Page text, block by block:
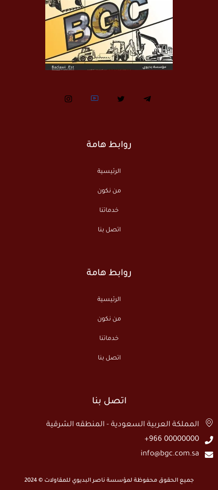
روابط هامة
الرئيسية
من نكون
خدماتنا
اتصل بنا
روابط هامة
الرئيسية
من نكون
خدماتنا
اتصل بنا
اتصل بنا
المملكة العربية السعودية - المنطقه الشرقية
00000000 966+
info@bgc.com.sa
جميع الحقوق محفوظة لمؤسسة ناصر البديوي للمقاولات © 2024